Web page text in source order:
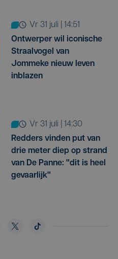
vr 31 juli | 14:51
Ontwerper wil iconische
Straalvogel van
Jommeke nieuw leven
inblazen
vr 31 juli | 14:30
Redders vinden put van
drie meter diep op strand
van De Panne: "dit is heel
gevaarlijk"